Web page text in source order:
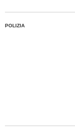
POLIZIA